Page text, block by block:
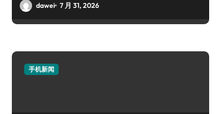
dawei 7 月 31, 2026
手机新闻